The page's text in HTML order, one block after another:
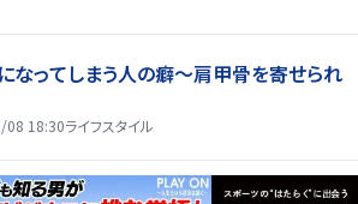
なってしまう人の癖～肩甲骨を寄せられ
08 18:30ライフスタイル